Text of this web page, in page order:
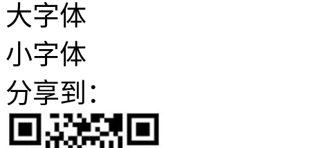
大字体
小字体
分享到：